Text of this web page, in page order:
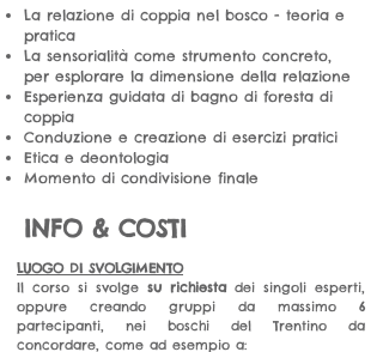
La relazione di coppia nel bosco - teoria e
pratica
La sensorialità come strumento concreto,
per esplorare la dimensione della relazione
Esperienza guidata di bagno di foresta di
coppia
Conduzione e creazione di esercizi pratici
Etica e deontologia
Momento di condivisione finale
INFO & COSTI
LUOGO DI SVOLGIMENTO
Il corso si svolge su richiestadei singoli esperti,
oppure creando gruppi da massimo 6
partecipanti, nei boschi del Trentino da
concordare, come ad esempio a: